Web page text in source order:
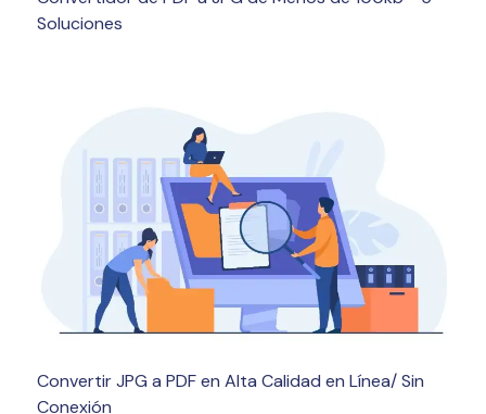
Soluciones
Convertir JPG a PDF en Alta Calidad en Línea/ Sin
Conexión